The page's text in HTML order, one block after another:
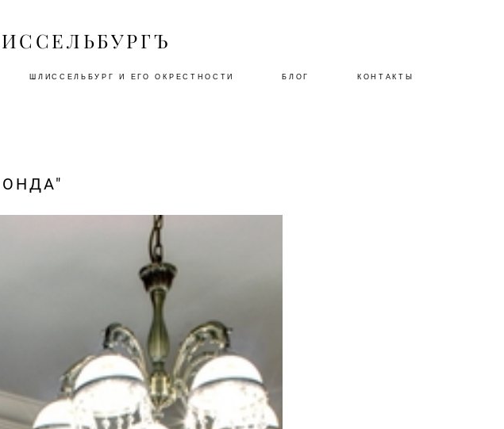
ШЛИССЕЛЬБУРГ И ЕГО ОКРЕСТНОСТИ БЛОГ КОНТАКТЫ